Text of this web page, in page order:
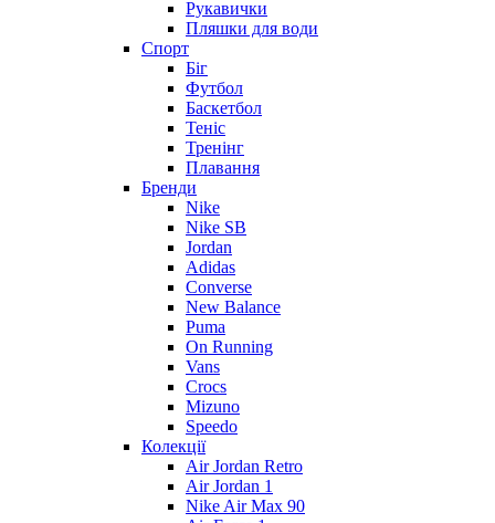
Рукавички
Пляшки для води
Спорт
Біг
Футбол
Баскетбол
Теніс
Тренінг
Плавання
Бренди
Nike
Nike SB
Jordan
Adidas
Converse
New Balance
Puma
On Running
Vans
Crocs
Mizuno
Speedo
Колекції
Air Jordan Retro
Air Jordan 1
Nike Air Max 90